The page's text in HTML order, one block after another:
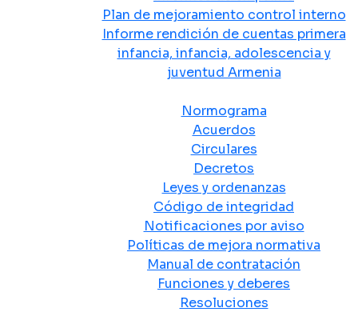
Plan de mejoramiento control interno
Informe rendición de cuentas primera
infancia, infancia, adolescencia y
juventud Armenia
Normograma
Acuerdos
Circulares
Decretos
Leyes y ordenanzas
Código de integridad
Notificaciones por aviso
Políticas de mejora normativa
Manual de contratación
Funciones y deberes
Resoluciones